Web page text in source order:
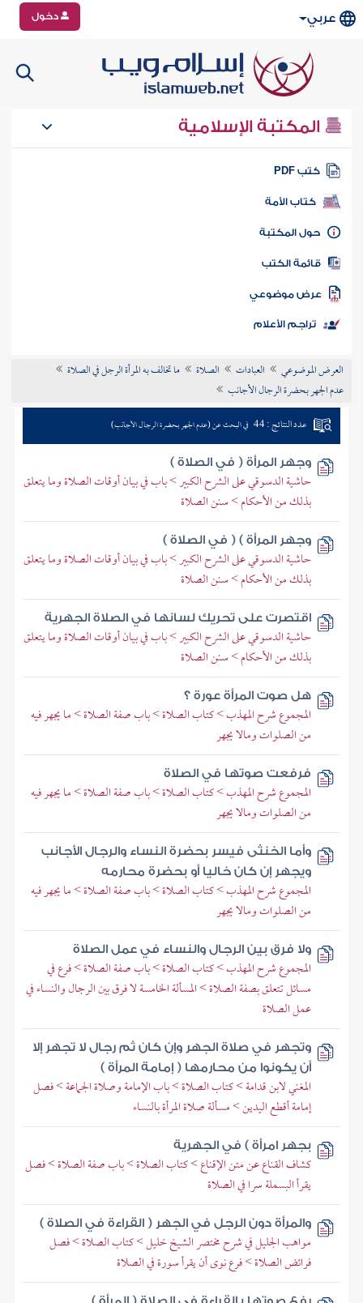
عربي دخول
المكتبة الإسلامية
كتب PDF
كتاب الأمة
المكتبة
الكتب
موضوعي
تراجم الأعلام
العرض الموضوعي العبادات الصلاة
ما تخالف به المرأة الرجل في الصلاة
عدم الجهر بحضرة الرجال الأجانب
عدد النتائج : 44 في البحث عن (عدم الجهر بحضرة الرجال الأجانب)
وجهر المرأة ( في الصلاة )
حاشية الدسوقي على الشرح الكبير > باب في بيان أوقات الصلاة وما يتعلق
بذلك من الأحكام > سنن الصلاة
وجهر المرأة ) ( في الصلاة )
حاشية الدسوقي على الشرح الكبير > باب في بيان أوقات الصلاة وما يتعلق
بذلك من الأحكام > سنن الصلاة
اقتصرت على تحريك لسانها في الصلاة الجهرية
حاشية الدسوقي على الشرح الكبير > باب في بيان أوقات الصلاة وما يتعلق
بذلك من الأحكام > سنن الصلاة
هل صوت المرأة عورة ؟
المجموع شرح المهذب > كتاب الصلاة > باب صفة الصلاة > ما يجهر فيه
من الصلوات ومالا يجهر
فرفعت صوتها في الصلاة
المجموع شرح المهذب > كتاب الصلاة > باب صفة الصلاة > ما يجهر فيه
من الصلوات ومالا يجهر
وأما الخنثى فيسر بحضرة النساء والرجال الأجانب
ويجهر إن كان خاليا أو بحضرة محارمه
المجموع شرح المهذب > كتاب الصلاة > باب صفة الصلاة > ما يجهر فيه
من الصلوات ومالا يجهر
ولا فرق بين الرجال والنساء في عمل الصلاة
المجموع شرح المهذب > كتاب الصلاة > باب صفة الصلاة > فرع في
مسائل تتعلق بصفة الصلاة > المسألة الخامسة لا فرق بين الرجال والنساء في
عمل الصلاة
وتجهر في صلاة الجهر وإن كان ثم رجال لا تجهر إلا
أن يكونوا من محارمها ( إمامة المرأة )
المغني لابن قدامة > كتاب الصلاة > باب الإمامة وصلاة الجماعة > فصل
إمامة أقطع اليدين > مسألة صلاة المرأة بالنساء
بجهر امرأة ) في الجهرية
كشاف القناع عن متن الإقناع > كتاب الصلاة > باب صفة الصلاة > فصل
يقرأ البسملة سرا في الصلاة
والمرأة دون الرجل في الجهر ( القراءة في الصلاة )
مواهب الجليل في شرح مختصر الشيخ خليل > كتاب الصلاة > فصل
فرائض الصلاة > فرع نوى أن يقرأ سورة في الصلاة